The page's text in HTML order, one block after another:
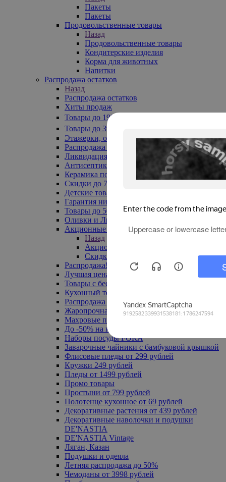
Пакеты
Пакеты
Продовольственные товары
Назад
Продовольственные товары
Кондитерские изделия
Корма для животных
Напитки
Распродажа остатков
Назад
Распродажа остатков
Хиты продаж
Товары до 199₽
Товары до 399₽
Этажерки, обувницы
Распродажа текстиля до -50%
Ликвидация до -70%
Антисептики
Керамика по 129 руб
Скидки до 70%
Детские товары
Гарантия низкой цены
Товары до 500 руб
Оливки и Лимоны
Акционные товары
Назад
Акционные товары
Скидка 20% по промокоду
Распродажа! Ульяновск до -70%
Лучшая цена
Товары с бесплатной доставкой
Кухонный текстиль
Распродажа до -50%
Жаропрочная посуда
Махровые полотенца
До -50% на ковры
Наборы посуды FORA
Заварочные чайники с бамбуковой крышкой
Флисовые пледы от 299 рублей
Кружки 249 рублей
Пледы от 1499 рублей
Промо товары
Простыни от 799 рублей
Полотенце кухонное от 69 рублей
Декоративные растения от 439 рублей
Декоративные наволочки и подушки
DE'NASTIA
DE'NASTIA Vintage
Ляган, Казан
Подушки и одеяла
Летняя распродажа до 50%
Чемоданы от 3998 рублей